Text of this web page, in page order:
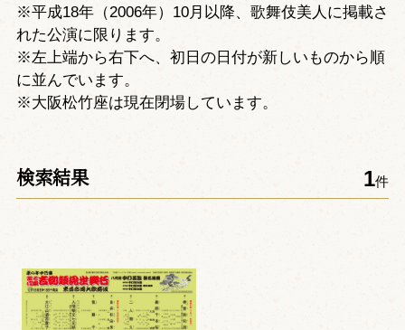
※平成18年（2006年）10月以降、歌舞伎美人に掲載さ
れた公演に限ります。
※左上端から右下へ、初日の日付が新しいものから順
に並んでいます。
※大阪松竹座は現在閉場しています。
検索結果 1件